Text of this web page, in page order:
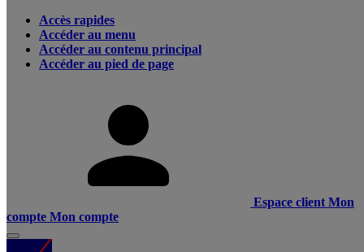
Accès rapides
Accéder au menu
Accéder au contenu principal
Accéder au pied de page
Espace client Mon
compte Mon compte